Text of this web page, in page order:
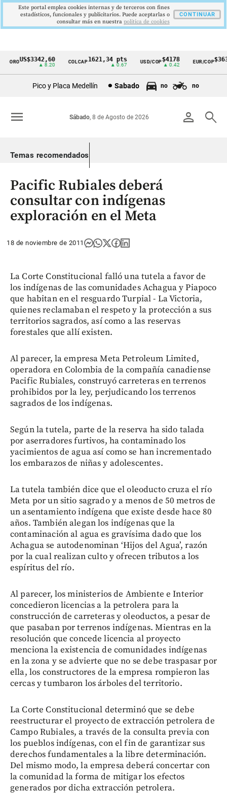
Cintillo
Colombia
OROUS$3342,60
▲ 8.20
COLCAP1621,34 pts
▲ 0.67
USD/COP$4178
▲ 0.42
EUR/COP$3639
Pico y Placa Medellín Sabado no no
person search
Sábado, 8 de Agosto de 2026
menu
Temas recomendados
Pacific Rubiales deberá
consultar con indígenas
exploración en el Meta
18 de noviembre de 2011
La Corte Constitucional falló una tutela a favor de
los indígenas de las comunidades Achagua y Piapoco
que habitan en el resguardo Turpial - La Victoria,
quienes reclamaban el respeto y la protección a sus
territorios sagrados, así como a las reservas
forestales que allí existen.
Al parecer, la empresa Meta Petroleum Limited,
operadora en Colombia de la compañía canadiense
Pacific Rubiales, construyó carreteras en terrenos
prohibidos por la ley, perjudicando los terrenos
sagrados de los indígenas.
Según la tutela, parte de la reserva ha sido talada
por aserradores furtivos, ha contaminado los
yacimientos de agua así como se han incrementado
los embarazos de niñas y adolescentes.
La tutela también dice que el oleoducto cruza el río
Meta por un sitio sagrado y a menos de 50 metros de
un asentamiento indígena que existe desde hace 80
años. También alegan los indígenas que la
contaminación al agua es gravísima dado que los
Achagua se autodenominan ‘Hijos del Agua’, razón
por la cual realizan culto y ofrecen tributos a los
espíritus del río.
Al parecer, los ministerios de Ambiente e Interior
concedieron licencias a la petrolera para la
construcción de carreteras y oleoductos, a pesar de
que pasaban por terrenos indígenas. Mientras en la
resolución que concede licencia al proyecto
menciona la existencia de comunidades indígenas
en la zona y se advierte que no se debe traspasar por
ella, los constructores de la empresa rompieron las
cercas y tumbaron los árboles del territorio.
La Corte Constitucional determinó que se debe
reestructurar el proyecto de extracción petrolera de
Campo Rubiales, a través de la consulta previa con
los pueblos indígenas, con el fin de garantizar sus
derechos fundamentales a la libre determinación.
Del mismo modo, la empresa deberá concertar con
la comunidad la forma de mitigar los efectos
generados por dicha extracción petrolera.
Este portal emplea cookies internas y de terceros con fines
estadísticos, funcionales y publicitarios. Puede aceptarlas o
consultar más en nuestra politica de cookies
CONTINUAR